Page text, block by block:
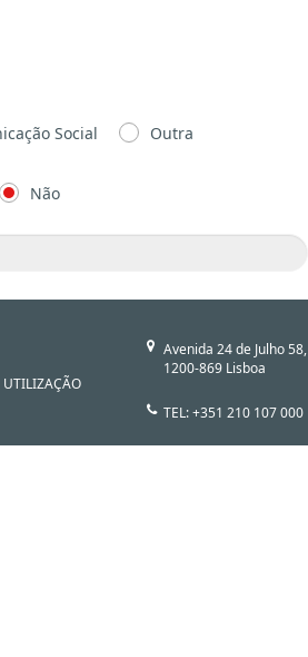
Social Outra
Não
UTILIZAÇÃO
Avenida 24 de Julho 58,
1200-869 Lisboa
TEL: +351 210 107 000